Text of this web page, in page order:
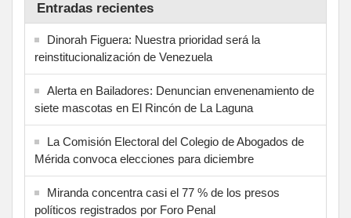
Entradas recientes
Dinorah Figuera: Nuestra prioridad será la
reinstitucionalización de Venezuela
Alerta en Bailadores: Denuncian envenenamiento de
siete mascotas en El Rincón de La Laguna
La Comisión Electoral del Colegio de Abogados de
Mérida convoca elecciones para diciembre
Miranda concentra casi el 77 % de los presos
políticos registrados por Foro Penal